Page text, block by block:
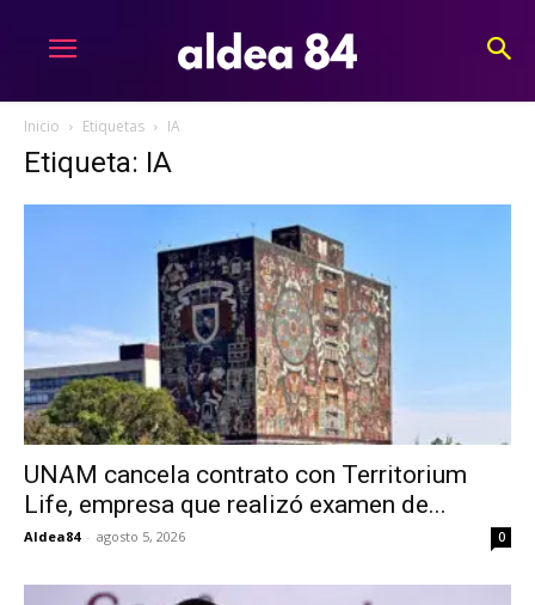
Inicio Etiquetas IA
Etiqueta: IA
UNAM cancela contrato con Territorium
Life, empresa que realizó examen de...
Aldea84 - agosto 5, 2026 0